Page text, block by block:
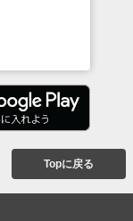
Topに戻る